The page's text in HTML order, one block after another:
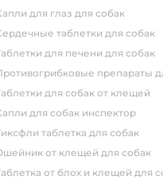
капли для глаз для собак
сердечные таблетки для собак
таблетки для печени для собак
противогрибковые препараты
таблетки для собак от клещей
капли для собак инспектор
тиксфли таблетка для собак
ошейник от клещей для собак
таблетка от блох и клещей для